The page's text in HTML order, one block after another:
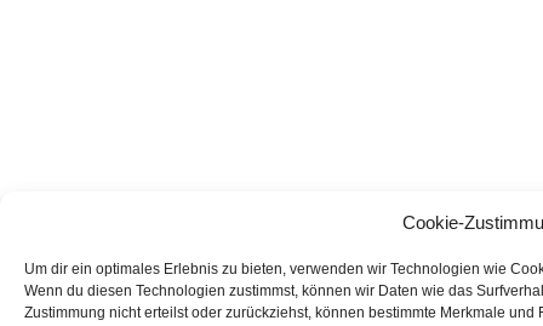
Cookie-
Um dir ein optimales Erlebnis zu bieten, verwenden wir Technologien wie
Wenn du diesen Technologien zustimmst, können wir Daten wie das
Zustimmung nicht erteilst oder zurückziehst, können bestimmte Merkmale